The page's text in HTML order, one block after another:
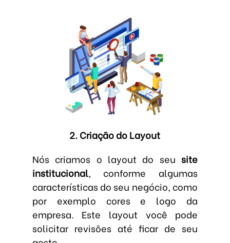
2. Criação do Layout
Nós criamos o layout do seusite
institucional, conforme algumas
características do seu negócio, como
por exemplo cores e logo da
empresa. Este layout você pode
solicitar revisões até ficar de seu